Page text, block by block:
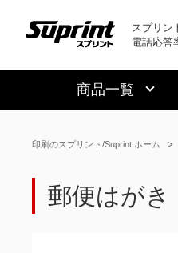
スプリン
電話応答
商品一覧
印刷のスプリント/Suprint ホーム
郵便はがき